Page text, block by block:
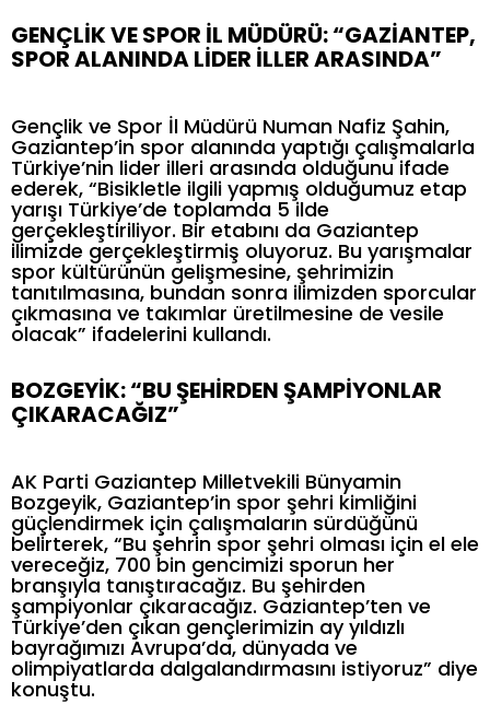
GENÇLİK VE SPOR İL MÜDÜRÜ: “GAZİANTEP,
SPOR ALANINDA LİDER İLLER ARASINDA”
Gençlik ve Spor İl Müdürü Numan Nafiz Şahin,
Gaziantep’in spor alanında yaptığı çalışmalarla
Türkiye’nin lider illeri arasında olduğunu ifade
ederek, “Bisikletle ilgili yapmış olduğumuz etap
yarışı Türkiye’de toplamda 5 ilde
gerçekleştiriliyor. Bir etabını da Gaziantep
ilimizde gerçekleştirmiş oluyoruz. Bu yarışmalar
spor kültürünün gelişmesine, şehrimizin
tanıtılmasına, bundan sonra ilimizden sporcular
çıkmasına ve takımlar üretilmesine de vesile
olacak” ifadelerini kullandı.
BOZGEYİK: “BU ŞEHİRDEN ŞAMPİYONLAR
ÇIKARACAĞIZ”
AK Parti Gaziantep Milletvekili Bünyamin
Bozgeyik, Gaziantep’in spor şehri kimliğini
güçlendirmek için çalışmaların sürdüğünü
belirterek, “Bu şehrin spor şehri olması için el ele
vereceğiz, 700 bin gencimizi sporun her
branşıyla tanıştıracağız. Bu şehirden
şampiyonlar çıkaracağız. Gaziantep’ten ve
Türkiye’den çıkan gençlerimizin ay yıldızlı
bayrağımızı Avrupa’da, dünyada ve
olimpiyatlarda dalgalandırmasını istiyoruz” diye
konuştu.